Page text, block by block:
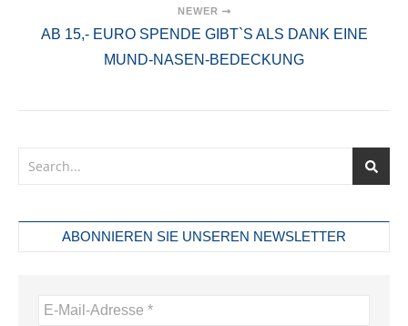
NEWER
AB 15,- EURO SPENDE GIBT`S ALS DANK EINE
MUND-NASEN-BEDECKUNG
ABONNIEREN SIE UNSEREN NEWSLETTER